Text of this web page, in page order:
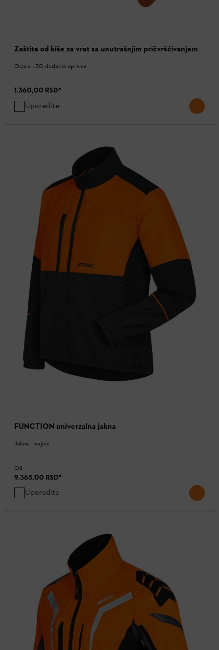
Zaštita od kiše za vrat sa unutrašnjim pričvršćivanjem
Ostala LZO dodatna oprema
1.360,00 RSD*
Uporedite
FUNCTION univerzalna jakna
Jakne i majice
Od
9.365,00 RSD*
Uporedite